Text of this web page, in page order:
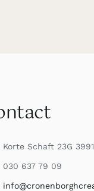
Korte Schaft 23G
030 637 79 09